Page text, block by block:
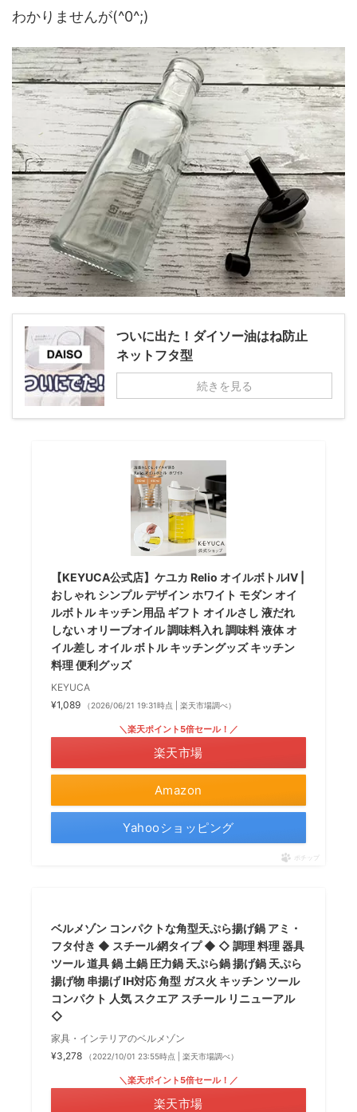
わかりませんが(^0^;)
ついに出た！ダイソー油はね防止
ネットフタ型
続きを見る
【KEYUCA公式店】ケユカ Relio オイルボトルIV |
おしゃれ シンプル デザイン ホワイト モダン オイ
ルボトル キッチン用品 ギフト オイルさし 液だれ
しない オリーブオイル 調味料入れ 調味料 液体 オ
イル差し オイル ボトル キッチングッズ キッチン
料理 便利グッズ
KEYUCA
¥1,089
（2026/06/21 19:31時点 | 楽天市場調べ）
Amazon
＼楽天ポイント5倍セール！／
楽天市場
Yahooショッピング
ポチップ
ベルメゾン コンパクトな角型天ぷら揚げ鍋 アミ・
フタ付き ◆ スチール網タイプ ◆ ◇ 調理 料理 器具
ツール 道具 鍋 土鍋 圧力鍋 天ぷら鍋 揚げ鍋 天ぷら
揚げ物 串揚げ IH対応 角型 ガス火 キッチン ツール
コンパクト 人気 スクエア スチール リニューアル
◇
家具・インテリアのベルメゾン
¥3,278
（2022/10/01 23:55時点 | 楽天市場調べ）
＼楽天ポイント5倍セール！／
楽天市場